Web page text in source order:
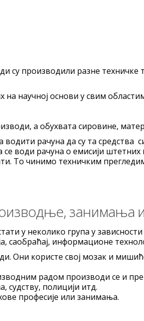
су производили разне
научној основи у свим
а обухвата сировине,
рачуна да су та
води рачуна о емисији
То чинимо техничким
занимања
у неколико група у
саобраћај, информационе
Они користе свој мозак и
радом производи се и
судству, полицији итд.
професије или занимања.